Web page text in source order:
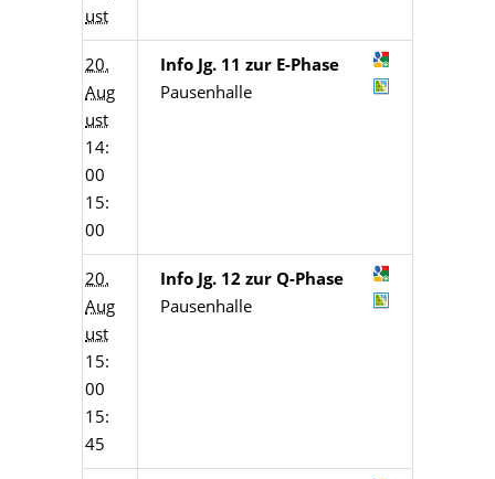
ust
20.
Aug
ust
14:
00
15:
00
Info Jg. 11 zur E-Phase
Pausenhalle
20.
Aug
ust
15:
00
15:
45
Info Jg. 12 zur Q-Phase
Pausenhalle